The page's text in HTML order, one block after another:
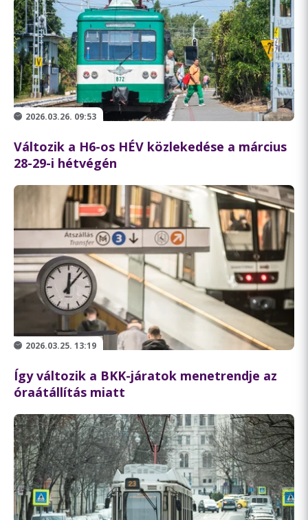
2026.03.26. 09:53
Változik a H6-os HÉV közlekedése a március
28-29-i hétvégén
2026.03.25. 13:19
Így változik a BKK-járatok menetrendje az
óraátállítás miatt